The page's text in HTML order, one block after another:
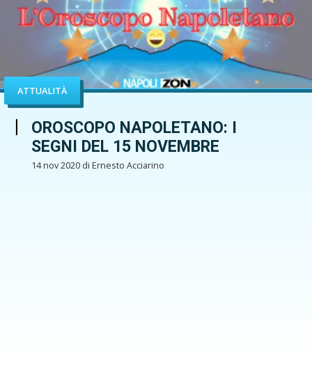
ATTUALITÀ
OROSCOPO NAPOLETANO: I
SEGNI DEL 15 NOVEMBRE
14 nov 2020 di Ernesto Acciarino